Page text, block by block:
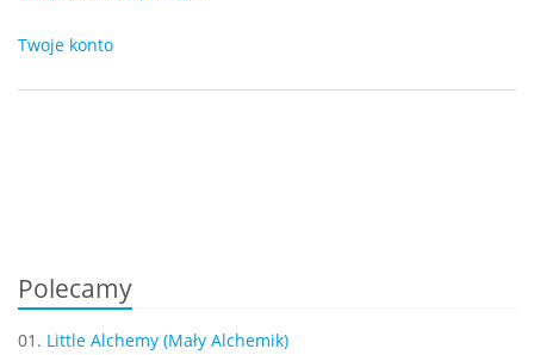
Twoje konto
Polecamy
01. Little Alchemy (Mały Alchemik)